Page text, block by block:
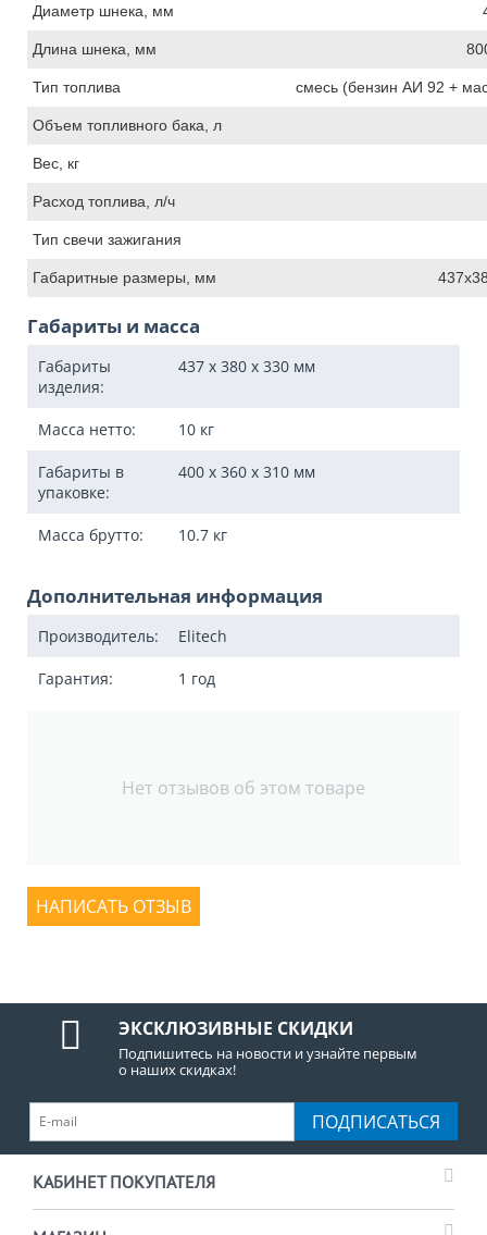
Диаметр шнека, мм
Длина шнека, мм
Тип топлива смесь (бензин АИ 92 +
Объем топливного бака, л
Вес, кг
Расход топлива, л/ч
Тип свечи зажигания
Габаритные размеры, мм
Габариты и масса
Габариты
изделия:
437 x 380 x 330 мм
Масса нетто: 10 кг
Габариты в
упаковке:
400 x 360 x 310 мм
Масса брутто: 10.7 кг
Дополнительная информация
Производитель: Elitech
Гарантия: 1 год
Нет отзывов об этом товаре
НАПИСАТЬ ОТЗЫВ
ЭКСКЛЮЗИВНЫЕ СКИДКИ
Подпишитесь на новости и узнайте первым
о наших скидках!
ПОДПИСАТЬСЯ
КАБИНЕТ ПОКУПАТЕЛЯ